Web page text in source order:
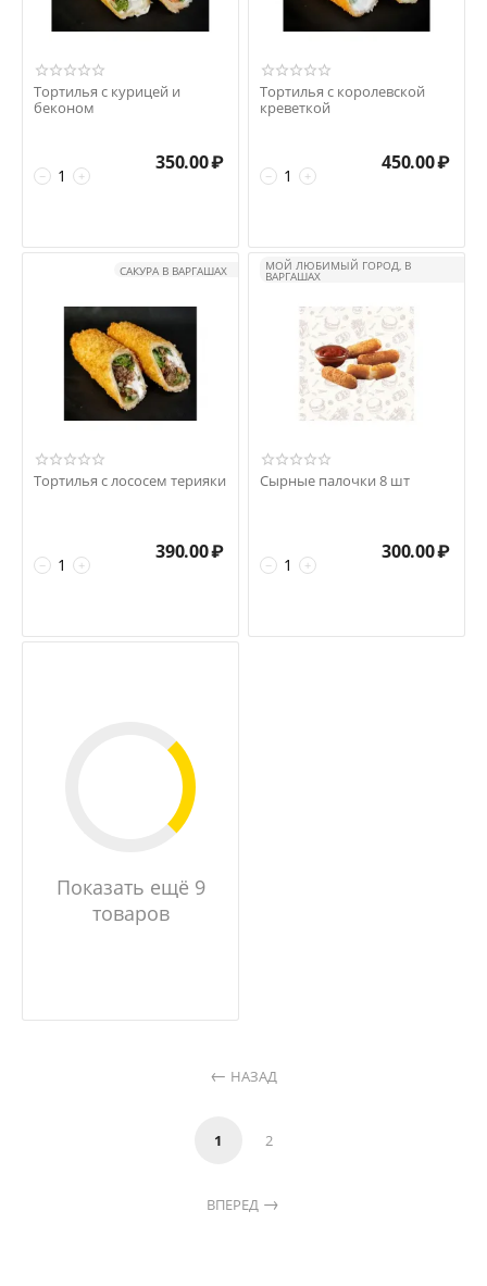
Тортилья с курицей и
беконом
+
−
350.00₽
Тортилья с королевской
креветкой
+
−
450.00₽
САКУРА В ВАРГАШАХ
Тортилья с лососем терияки
+
−
390.00₽
МОЙ ЛЮБИМЫЙ ГОРОД, В
ВАРГАШАХ
Сырные палочки 8 шт
+
−
300.00₽
Показать ещё 9
товаров
НАЗАД
1 2
ВПЕРЕД